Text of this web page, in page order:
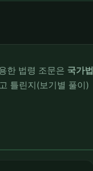
한 법령 조문은 국가법
틀린지(보기별 풀이)